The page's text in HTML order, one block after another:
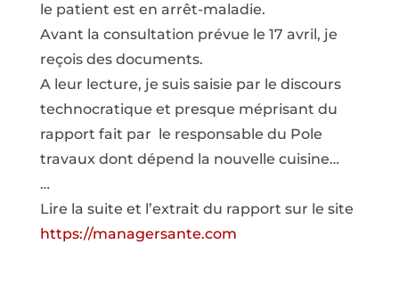
le patient est en arrêt-maladie.
Avant la consultation prévue le 17 avril, je
reçois des documents.
A leur lecture, je suis saisie par le discours
technocratique et presque méprisant du
rapport fait par le responsable du Pole
travaux dont dépend la nouvelle cuisine…
…
Lire la suite et l’extrait du rapport sur le site
https://managersante.com